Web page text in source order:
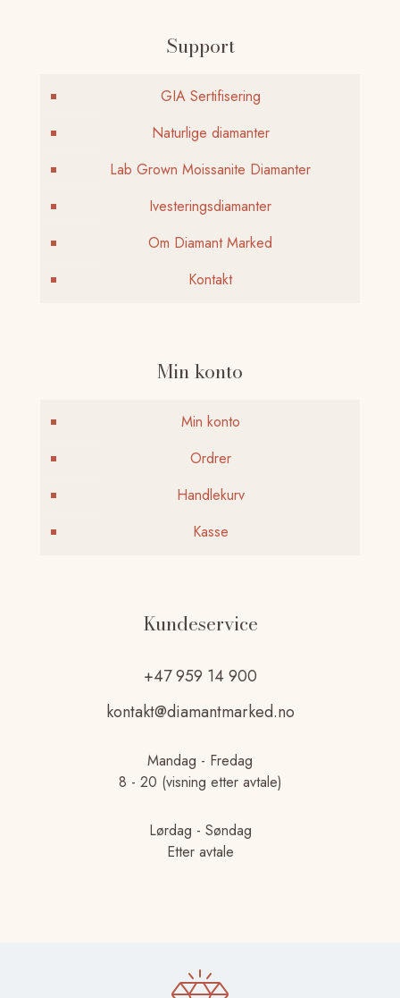
Support
GIA Sertifisering
Naturlige diamanter
Lab Grown Moissanite Diamanter
Ivesteringsdiamanter
Om Diamant Marked
Kontakt
Min konto
Min konto
Ordrer
Handlekurv
Kasse
Kundeservice
+47 959 14 900
kontakt@diamantmarked.no
Mandag - Fredag
8 - 20 (visning etter avtale)
Lørdag - Søndag
Etter avtale